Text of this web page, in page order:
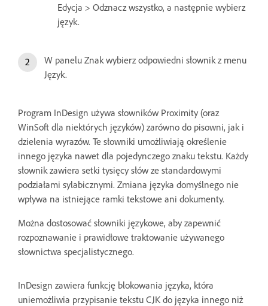
Edycja > Odznacz wszystko, a następnie wybierz
język.
W panelu Znak wybierz odpowiedni słownik z menu
Język.
Program InDesign używa słowników Proximity (oraz
WinSoft dla niektórych języków) zarówno do pisowni, jak i
dzielenia wyrazów. Te słowniki umożliwiają określenie
innego języka nawet dla pojedynczego znaku tekstu. Każdy
słownik zawiera setki tysięcy słów ze standardowymi
podziałami sylabicznymi. Zmiana języka domyślnego nie
wpływa na istniejące ramki tekstowe ani dokumenty.
Można dostosować słowniki językowe, aby zapewnić
rozpoznawanie i prawidłowe traktowanie używanego
słownictwa specjalistycznego.
InDesign zawiera funkcję blokowania języka, która
uniemożliwia przypisanie tekstu CJK do języka innego niż